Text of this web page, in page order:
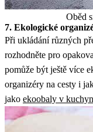
Oběd
7. Ekologické
Při ukládání různých
rozhodněte pro
pomůže být ještě více
organizéry na cesty i
jako ekoobaly v